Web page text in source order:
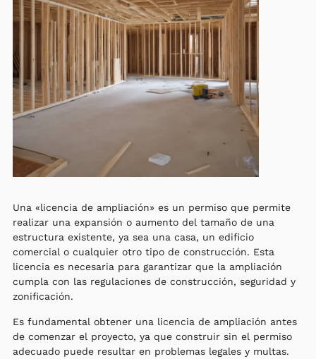
Una «licencia de ampliación» es un permiso que permite
realizar una expansión o aumento del tamaño de una
estructura existente, ya sea una casa, un edificio
comercial o cualquier otro tipo de construcción. Esta
licencia es necesaria para garantizar que la ampliación
cumpla con las regulaciones de construcción, seguridad y
zonificación.
Es fundamental obtener una licencia de ampliación antes
de comenzar el proyecto, ya que construir sin el permiso
adecuado puede resultar en problemas legales y multas.